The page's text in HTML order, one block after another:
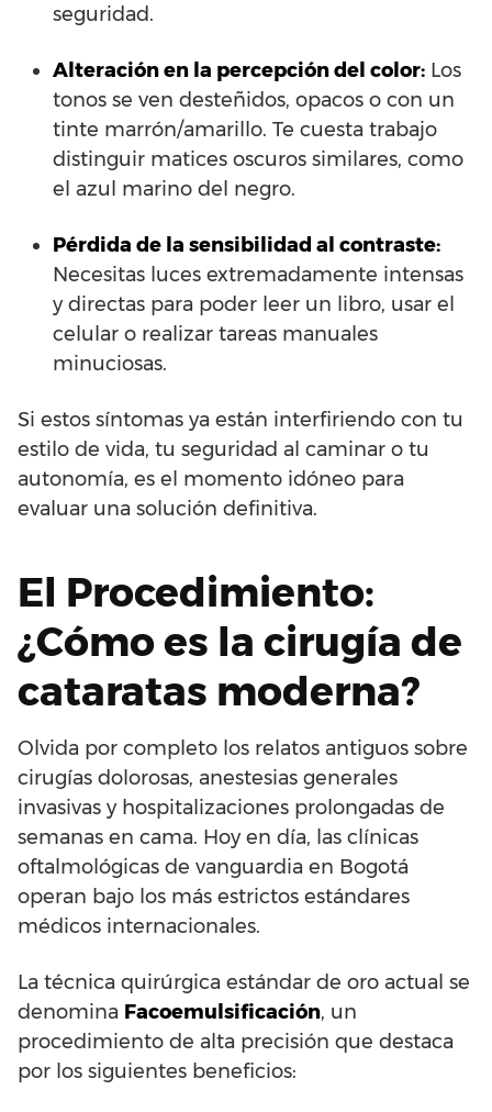
seguridad.
Alteración en la percepción del color: Los
tonos se ven desteñidos, opacos o con un
tinte marrón/amarillo. Te cuesta trabajo
distinguir matices oscuros similares, como
el azul marino del negro.
Pérdida de la sensibilidad al contraste:
Necesitas luces extremadamente intensas
y directas para poder leer un libro, usar el
celular o realizar tareas manuales
minuciosas.
Si estos síntomas ya están interfiriendo con tu
estilo de vida, tu seguridad al caminar o tu
autonomía, es el momento idóneo para
evaluar una solución definitiva.
El Procedimiento:
¿Cómo es la cirugía de
cataratas moderna?
Olvida por completo los relatos antiguos sobre
cirugías dolorosas, anestesias generales
invasivas y hospitalizaciones prolongadas de
semanas en cama. Hoy en día, las clínicas
oftalmológicas de vanguardia en Bogotá
operan bajo los más estrictos estándares
médicos internacionales.
La técnica quirúrgica estándar de oro actual se
denomina Facoemulsificación, un
procedimiento de alta precisión que destaca
por los siguientes beneficios: